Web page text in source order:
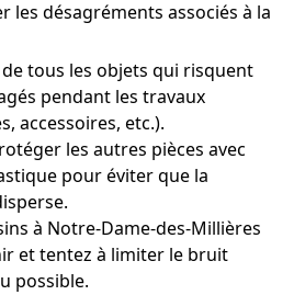
les désagréments associés à la
tous les objets qui risquent
pendant les travaux
accessoires, etc.).
les autres pièces avec
pour éviter que la
à Notre-Dame-des-Millières
et tentez à limiter le bruit
possible.